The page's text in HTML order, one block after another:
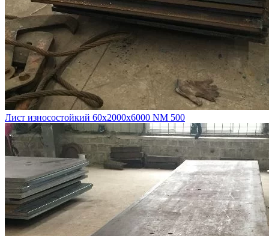
Лист износостойкий 60х2000х6000 NM 500